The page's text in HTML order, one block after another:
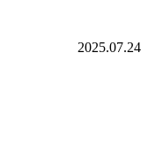
2025.07.24